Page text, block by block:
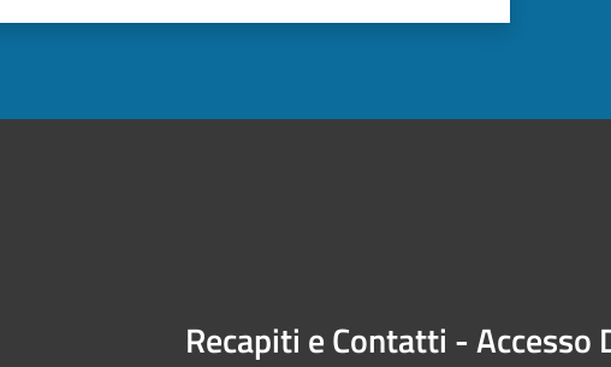
Recapiti e Contatti - Accesso